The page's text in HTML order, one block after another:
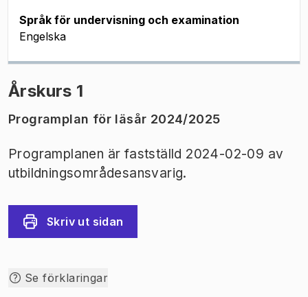
Språk för undervisning och examination
Engelska
Årskurs 1
Programplan för läsår 2024/2025
Programplanen är fastställd 2024-02-09 av
utbildningsområdesansvarig.
Skriv ut sidan
Se förklaringar